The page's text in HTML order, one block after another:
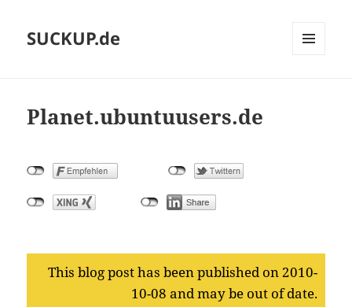
SUCKUP.de
Planet.ubuntuusers.de
This blog post has been published on 2010-
10-08 and may be out of date.